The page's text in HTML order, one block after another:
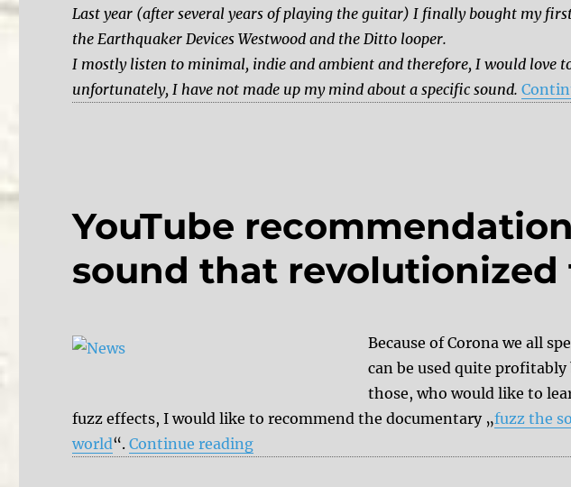
Last year (after several years of playing the guitar) I finally bought my
the Earthquaker Devices Westwood and the Ditto looper.
I mostly listen to minimal, indie and ambient and therefore, I would love
unfortunately, I have not made up my mind about a specific sound.
YouTube
sound that revolutionized
Because of Corona we all
can be used quite
those, who would like to
fuzz effects, I would like to recommend the documentary „fuzz the
world“.Continue reading“YouTube recommendation: “fuzz the